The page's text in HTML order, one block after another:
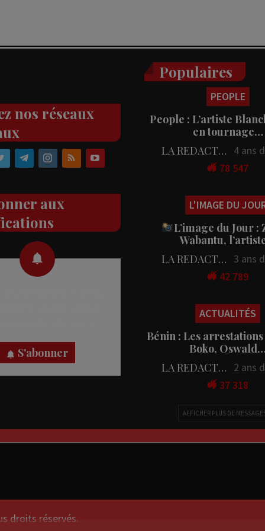
nos réseaux
aux
S'abonner
Populaires
PEOPLE
People : L’artiste
en tournage…
LA REDACTION
4 ans
78 547
L'IMAGE DU
L’image du Jour :
Wabantu,
LA REDACTION 3 ans
42 789
ACTUALITÉS
Bénin : Les
Boko,
LA REDACTION
2 ans
37 318
AFFICHER PLUS DE
droits réservés.